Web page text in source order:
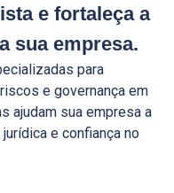
e fortaleça a
sua empresa.
para
e governança em
ajudam sua empresa a
e confiança no